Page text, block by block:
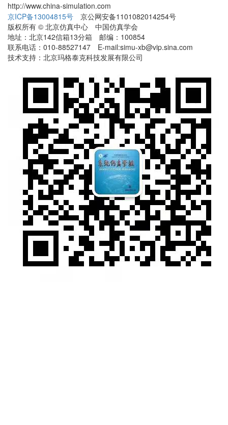
http://www.china-simulation.com
京ICP备13004815号 京公网安备1101082014254号
版权所有 © 北京仿真中心 中国仿真学会
地址：北京142信箱13分箱 邮编：100854
联系电话：010-88527147 E-mail:simu-xb@vip.sina.com
技术支持：北京玛格泰克科技发展有限公司